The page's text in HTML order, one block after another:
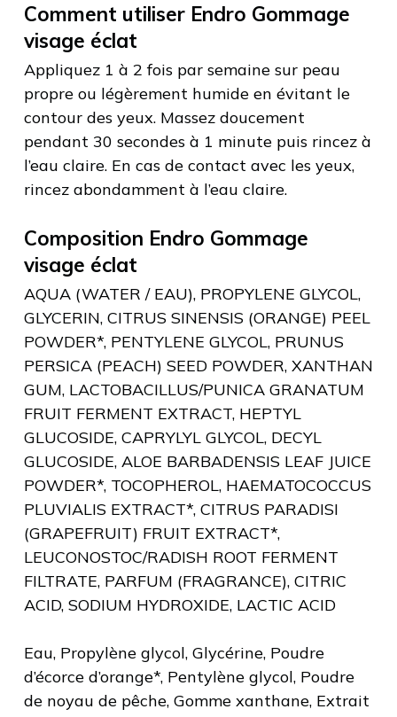
Comment utiliser Endro Gommage
visage éclat
Appliquez 1 à 2 fois par semaine sur peau
propre ou légèrement humide en évitant le
contour des yeux. Massez doucement
pendant 30 secondes à 1 minute puis rincez à
l’eau claire. En cas de contact avec les yeux,
rincez abondamment à l’eau claire.
Composition Endro Gommage
visage éclat
AQUA (WATER / EAU), PROPYLENE GLYCOL,
GLYCERIN, CITRUS SINENSIS (ORANGE) PEEL
POWDER*, PENTYLENE GLYCOL, PRUNUS
PERSICA (PEACH) SEED POWDER, XANTHAN
GUM, LACTOBACILLUS/PUNICA GRANATUM
FRUIT FERMENT EXTRACT, HEPTYL
GLUCOSIDE, CAPRYLYL GLYCOL, DECYL
GLUCOSIDE, ALOE BARBADENSIS LEAF JUICE
POWDER*, TOCOPHEROL, HAEMATOCOCCUS
PLUVIALIS EXTRACT*, CITRUS PARADISI
(GRAPEFRUIT) FRUIT EXTRACT*,
LEUCONOSTOC/RADISH ROOT FERMENT
FILTRATE, PARFUM (FRAGRANCE), CITRIC
ACID, SODIUM HYDROXIDE, LACTIC ACID
Eau, Propylène glycol, Glycérine, Poudre
d’écorce d’orange*, Pentylène glycol, Poudre
de noyau de pêche, Gomme xanthane, Extrait